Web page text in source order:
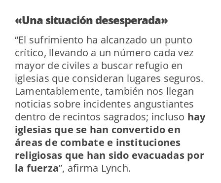
«Una situación desesperada»
“El sufrimiento ha alcanzado un punto
crítico, llevando a un número cada vez
mayor de civiles a buscar refugio en
iglesias que consideran lugares seguros.
Lamentablemente, también nos llegan
noticias sobre incidentes angustiantes
dentro de recintos sagrados; incluso hay
iglesias que se han convertido en
áreas de combate e instituciones
religiosas que han sido evacuadas por
la fuerza”, afirma Lynch.